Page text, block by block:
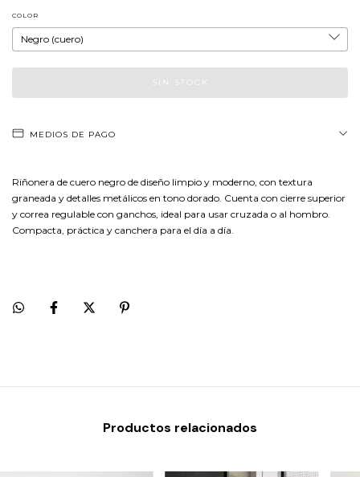
COLOR
MEDIOS DE PAGO
Riñonera de cuero negro de diseño limpio y moderno, con textura
graneada y detalles metálicos en tono dorado. Cuenta con cierre superior
y correa regulable con ganchos, ideal para usar cruzada o al hombro.
Compacta, práctica y canchera para el día a día.
Productos relacionados